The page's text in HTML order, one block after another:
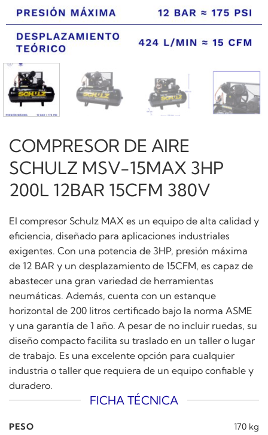
COMPRESOR DE AIRE
SCHULZ MSV-15MAX 3HP
200L 12BAR 15CFM 380V
El compresor Schulz MAX es un equipo de alta calidad y
eficiencia, diseñado para aplicaciones industriales
exigentes. Con una potencia de 3HP, presión máxima
de 12 BAR y un desplazamiento de 15CFM, es capaz de
abastecer una gran variedad de herramientas
neumáticas. Además, cuenta con un estanque
horizontal de 200 litros certificado bajo la norma ASME
y una garantía de 1 año. A pesar de no incluir ruedas, su
diseño compacto facilita su traslado en un taller o lugar
de trabajo. Es una excelente opción para cualquier
industria o taller que requiera de un equipo confiable y
duradero.
FICHA TÉCNICA
PESO 170 kg